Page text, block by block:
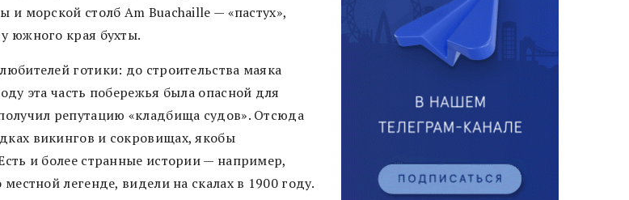
и морской столб Am Buachaille — «пастух»,
южного края бухты.
готики: до строительства маяка
эта часть побережья была опасной для
репутацию «кладбища судов». Отсюда
викингов и сокровищах, якобы
и более странные истории — например,
легенде, видели на скалах в 1900 году.